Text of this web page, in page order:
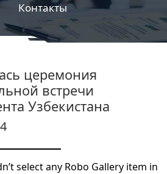
Контакты
продукции
церемония
встречи
Узбекистана
select any Robo Gallery item in